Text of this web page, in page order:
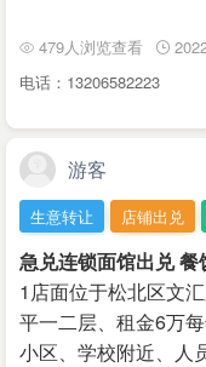
479人浏览查看
电话：13206582223
游客
生意转让 店铺出兑
急兑连锁面馆出兑 餐
1店面位于松北区文
平一二层、租金6万
小区、学校附近、